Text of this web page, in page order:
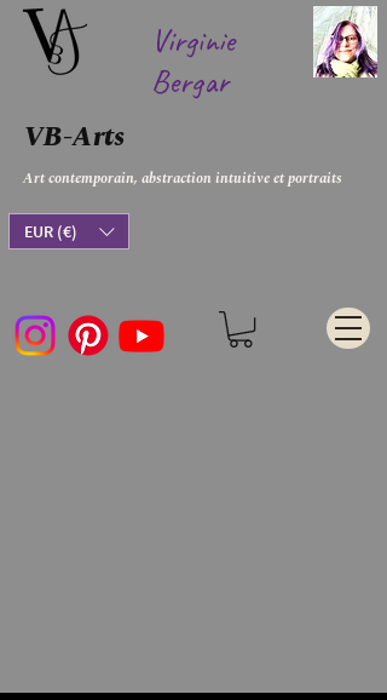
Virginie
Bergar
VB-Arts
Art contemporain, abstraction intuitive et portraits
EUR (€)